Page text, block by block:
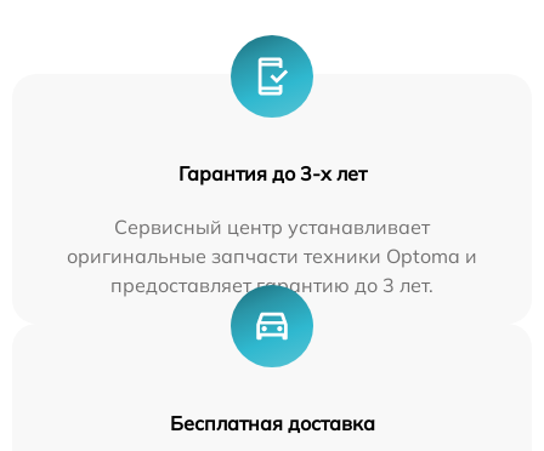
Гарантия до 3-х лет
Сервисный центр устанавливает
оригинальные запчасти техники Optoma и
предоставляет гарантию до 3 лет.
Бесплатная доставка